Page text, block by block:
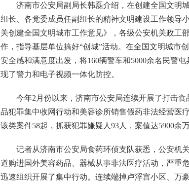
济南市公安局副局长韩磊介绍，在创建全国文明
组长、各党委成员任副组长的精神文明建设工作领导
关创建全国文明城市工作意见》，各级公安机关政工
作，指导基层单位搞好“创城”活动。在全国文明城市
安全感和满意度出发，将160辆警车和5000余名民警
现了警力和电子视频一体化防控。
今年2月份以来，济南市公安局连续开展了打击食
品犯罪集中收网行动和美容诊所销售假药非法经营医
该类案件58起，抓获犯罪嫌疑人93人，案值达5900余万
记者从济南市公安局食药环侦支队获悉，公安机
道购进国外美容药品、器械从事非法医疗活动，严重
迅速组织开展了集中行动。连续端掉卢浮宫小区、万